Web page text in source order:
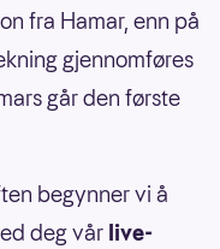
fra Hamar, enn på
gjennomføres
går den første
begynner vi å
deg vår live-